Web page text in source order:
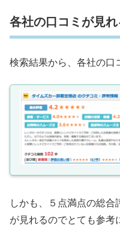
各社の口コミが見れ
検索結果から、各社の口
しかも、５点満点の総合
が見れるのでとても参考